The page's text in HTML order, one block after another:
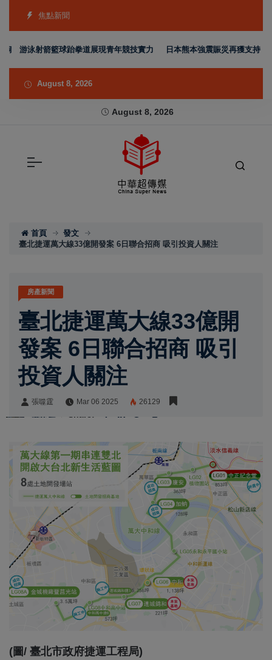
焦點新聞
泳射箭籃球跆拳道展現青年競技實力 日本熊本強震賑災再獲支持 台灣
August 8, 2026
August 8, 2026
首頁
發文
臺北捷運萬大線33億開發案 6日聯合招商 吸引投資人關注
房產新聞
臺北捷運萬大線33億開
發案 6日聯合招商 吸引
投資人關注
張噬霆 Mar 06 2025 26129
(圖/ 臺北市政府捷運工程局)